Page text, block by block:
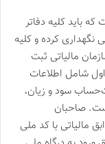
باید کلیه دفاتر
نگهداری کرده و کلیه
مالیاتی ثبت
شامل اطلاعات
سود و زیان،
است. صاحبان
مالیاتی با کد ملی